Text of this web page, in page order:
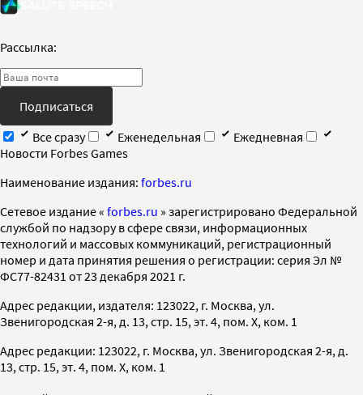
Рассылка:
Подписаться
Все сразу
Еженедельная
Ежедневная
Новости Forbes Games
Наименование издания: forbes.ru
Cетевое издание « forbes.ru » зарегистрировано Федеральной
службой по надзору в сфере связи, информационных
технологий и массовых коммуникаций, регистрационный
номер и дата принятия решения о регистрации: серия Эл №
ФС77-82431 от 23 декабря 2021 г.
Адрес редакции, издателя: 123022, г. Москва, ул.
Звенигородская 2-я, д. 13, стр. 15, эт. 4, пом. X, ком. 1
Адрес редакции: 123022, г. Москва, ул. Звенигородская 2-я, д.
13, стр. 15, эт. 4, пом. X, ком. 1